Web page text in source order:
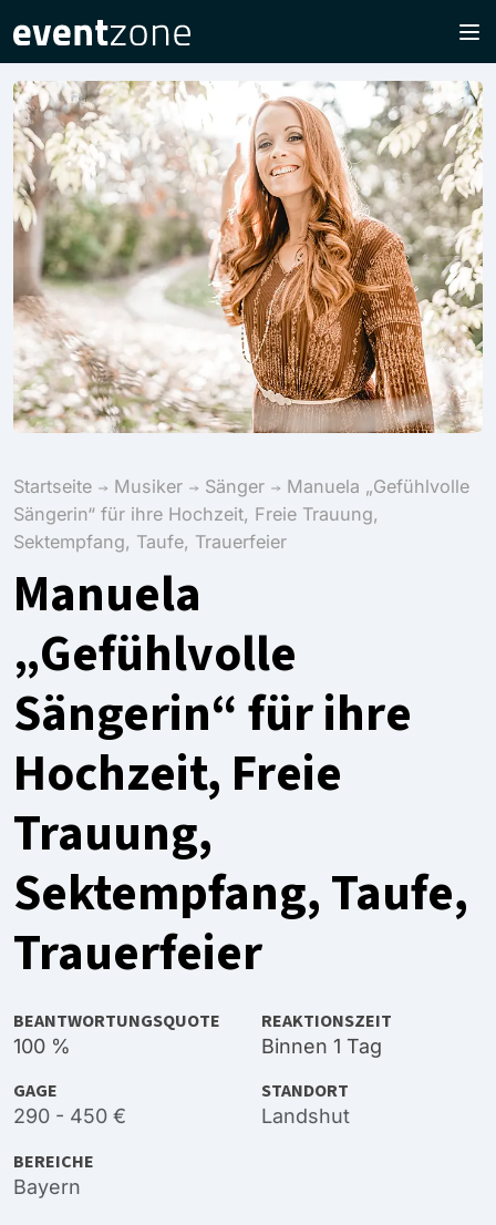
Startseite Musiker Sänger
Manuela „Gefühlvolle
Sängerin“ für ihre Hochzeit, Freie Trauung,
Sektempfang, Taufe, Trauerfeier
Manuela
„Gefühlvolle
Sängerin“ für ihre
Hochzeit, Freie
Trauung,
Sektempfang, Taufe,
Trauerfeier
BEANTWORTUNGSQUOTE
100 %
REAKTIONSZEIT
Binnen 1 Tag
GAGE
290 - 450 €
STANDORT
Landshut
BEREICHE
Bayern